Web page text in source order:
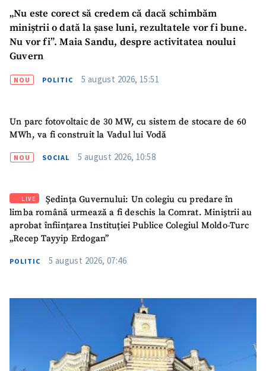
„Nu este corect să credem că dacă schimbăm
miniștrii o dată la șase luni, rezultatele vor fi bune.
Nu vor fi”. Maia Sandu, despre activitatea noului
Guvern
NOU POLITIC 5 august 2026, 15:51
Un parc fotovoltaic de 30 MW, cu sistem de stocare de 60
MWh, va fi construit la Vadul lui Vodă
NOU SOCIAL 5 august 2026, 10:58
LIVE
Ședința Guvernului: Un colegiu cu predare în
limba română urmează a fi deschis la Comrat. Miniștrii au
aprobat înființarea Instituției Publice Colegiul Moldo-Turc
„Recep Tayyip Erdogan”
POLITIC 5 august 2026, 07:46